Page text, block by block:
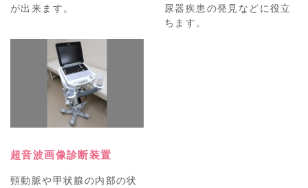
が出来ます。
尿器疾患の発見などに役立
ちます。
超音波画像診断装置
頸動脈や甲状腺の内部の状